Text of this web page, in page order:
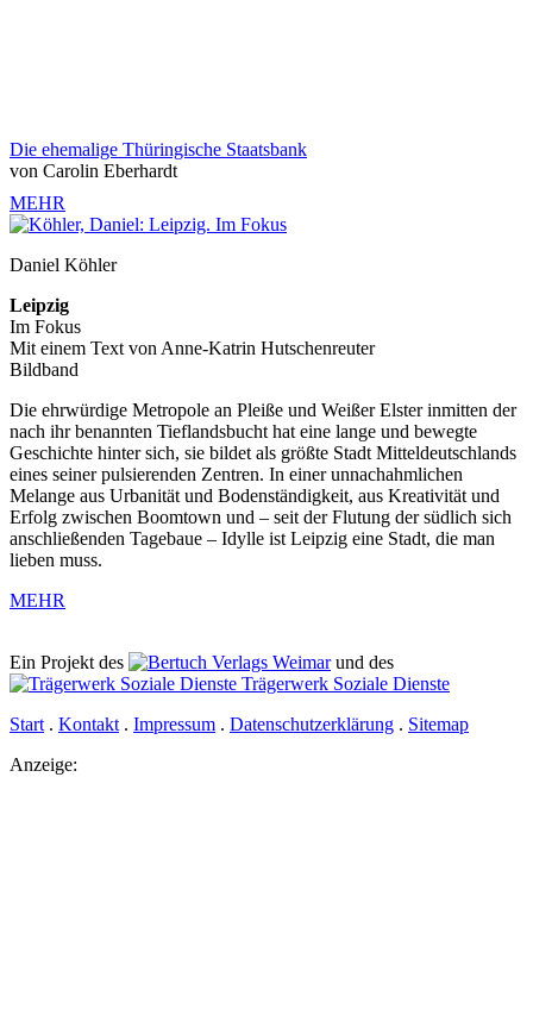
Die ehemalige Thüringische Staatsbank
von Carolin Eberhardt
MEHR
Daniel Köhler
Leipzig
Im Fokus
Mit einem Text von Anne-Katrin Hutschenreuter
Bildband
Die ehrwürdige Metropole an Pleiße und Weißer Elster inmitten der
nach ihr benannten Tieflandsbucht hat eine lange und bewegte
Geschichte hinter sich, sie bildet als größte Stadt Mitteldeutschlands
eines seiner pulsierenden Zentren. In einer unnachahmlichen
Melange aus Urbanität und Bodenständigkeit, aus Kreativität und
Erfolg zwischen Boomtown und – seit der Flutung der südlich sich
anschließenden Tagebaue – Idylle ist Leipzig eine Stadt, die man
lieben muss.
MEHR
Ein Projekt des Verlags Weimarund des
Trägerwerk Soziale Dienste
Start . Kontakt . Impressum . Datenschutz­erklärung . Sitemap
Anzeige: